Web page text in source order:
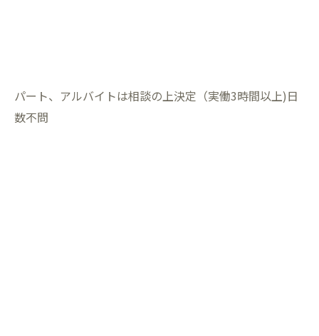
パート、アルバイトは相談の上決定（実働3時間以上)日
数不問